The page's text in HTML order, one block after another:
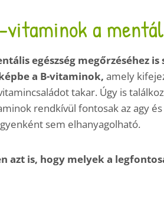
a
egészség megőrzéséhez
a B-vitaminok,amely
takar. Úgy is
rendkívül fontosak az agy
sem elhanyagolható.
azt is, hogy melyek a